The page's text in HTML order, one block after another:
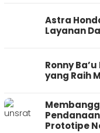
Astra
Layanan
Ronny
yang Raih
Prototipe